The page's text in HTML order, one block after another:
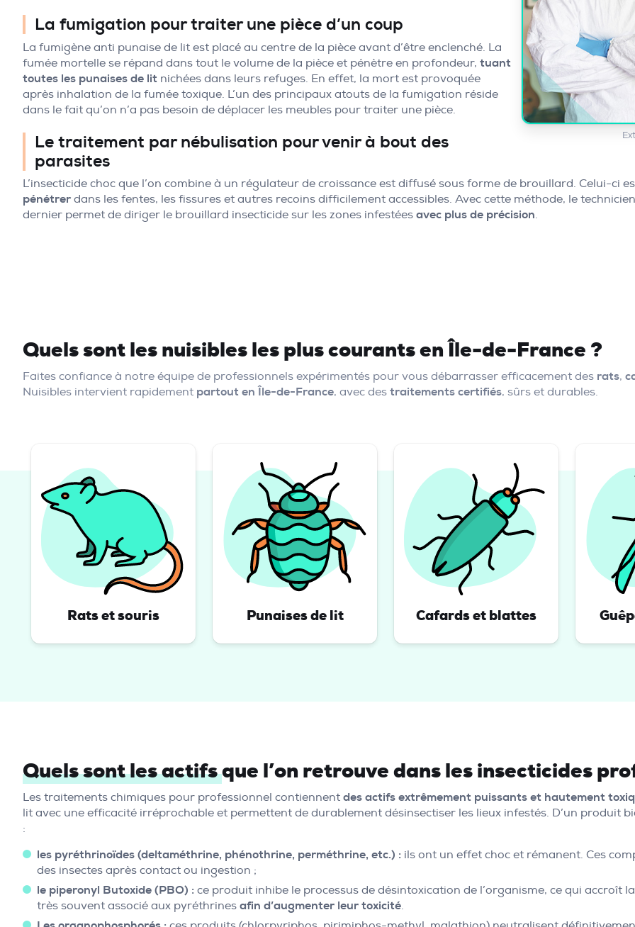
La fumigation pour traiter une pièce d’un coup
La fumigène anti punaise de lit est placé au centre de la pièce avant d’être enclenché. La
fumée mortelle se répand dans tout le volume de la pièce et pénètre en profondeur, tuant
toutes les punaises de lit nichées dans leurs refuges. En effet, la mort est provoquée
après inhalation de la fumée toxique. L’un des principaux atouts de la fumigation réside
dans le fait qu’on n’a pas besoin de déplacer les meubles pour traiter une pièce.
Le traitement par nébulisation pour venir à bout des
parasites
L’insecticide choc que l’on combine à un régulateur de croissance est diffusé sous forme de brouillard. Celui-ci
pénétrer dans les fentes, les fissures et autres recoins difficilement accessibles. Avec cette méthode, le
dernier permet de diriger le brouillard insecticide sur les zones infestées avec plus de précision.
Quels sont les nuisibles les plus courants en Île-de-France ?
Faites confiance à notre équipe de professionnels expérimentés pour vous débarrasser efficacement des rats,
Nuisibles intervient rapidement partout en Île-de-France, avec des traitements certifiés, sûrs et durables.
Rats et souris Punaises de lit Cafards et blattes
Quels sont les actifsque l’on retrouve dans les insecticides
Les traitements chimiques pour professionnel contiennent des actifs extrêmement puissants et hautement
lit avec une efficacité irréprochable et permettent de durablement désinsectiser les lieux infestés. D’un produit
:
les pyréthrinoïdes (deltaméthrine, phénothrine, perméthrine, etc.) : ils ont un effet choc et rémanent. Ces
des insectes après contact ou ingestion ;
le piperonyl Butoxide (PBO) : ce produit inhibe le processus de désintoxication de l’organisme, ce qui accroît
très souvent associé aux pyréthrines afin d’augmenter leur toxicité.